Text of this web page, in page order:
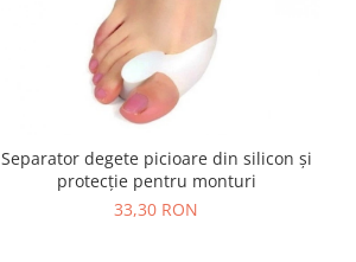
Separator degete picioare din silicon și
protecție pentru monturi
33,30 RON